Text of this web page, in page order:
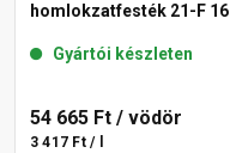
homlokzatfesték 21-F 16 l
Gyártói készleten
54 665 Ft / vödör
3 417 Ft / l